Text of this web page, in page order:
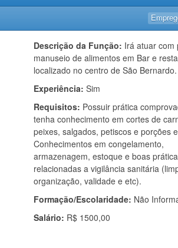
Descrição da Função: Irá atuar com
manuseio de alimentos em Bar e
localizado no centro de São Bernardo.
Experiência: Sim
Requisitos: Possuir prática
tenha conhecimento em cortes de
peixes, salgados, petiscos e porções
Conhecimentos em congelamento,
armazenagem, estoque e boas
relacionadas a vigilância sanitária
organização, validade e etc).
Formação/Escolaridade: Não
Salário: R$ 1500,00